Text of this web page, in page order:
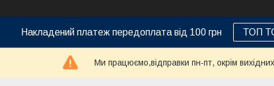
Накладений платеж передоплата від 100 грн ТОП
Ми працюємо,відправки пн-пт, окрім вихідних